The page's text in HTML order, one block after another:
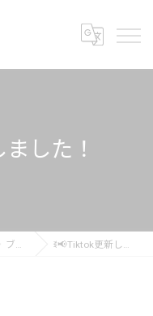
した！
ブログ ꉂ📢Tiktok更新しました！